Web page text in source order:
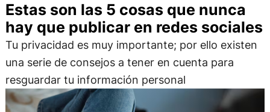
Estas son las 5 cosas que nunca
hay que publicar en redes sociales
Tu privacidad es muy importante; por ello existen
una serie de consejos a tener en cuenta para
resguardar tu información personal